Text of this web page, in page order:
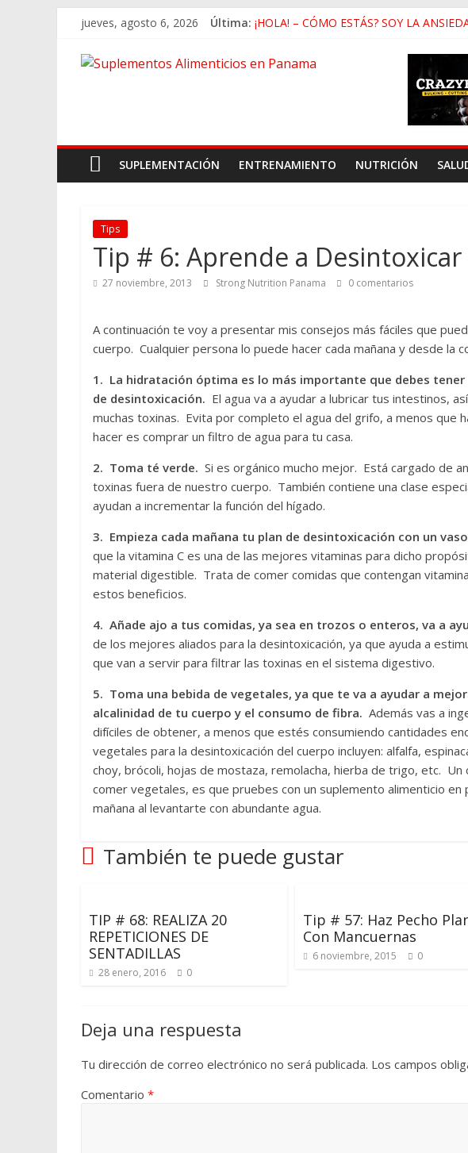
jueves, agosto 6, 2026 Última: ¡HOLA! – CÓMO ESTÁS? SOY LA
Beneficios de Caminar En Vez de Correr
La Falsa Ideología de Género y Su
Rutina de Alta Intensidad Para Músculo
SUPLEMENTACIÓN ENTRENAMIENTO NUTRICIÓN
Tips
Tip # 6: Aprende a
27 noviembre, 2013 Strong Nutrition Panama 0 comentarios
A continuación te voy a presentar mis consejos más fáciles que
cuerpo. Cualquier persona lo puede hacer cada mañana y desde la
1. La hidratación óptima es lo más importante que debes
de desintoxicación. El agua va a ayudar a lubricar tus intestinos,
muchas toxinas. Evita por completo el agua del grifo, a menos que
hacer es comprar un filtro de agua para tu casa.
2. Toma té verde. Si es orgánico mucho mejor. Está cargado de
toxinas fuera de nuestro cuerpo. También contiene una clase
ayudan a incrementar la función del hígado.
3. Empieza cada mañana tu plan de desintoxicación con un
que la vitamina C es una de las mejores vitaminas para dicho
material digestible. Trata de comer comidas que contengan
estos beneficios.
4. Añade ajo a tus comidas, ya sea en trozos o enteros, va a
de los mejores aliados para la desintoxicación, ya que ayuda a
que van a servir para filtrar las toxinas en el sistema digestivo.
5. Toma una bebida de vegetales, ya que te va a ayudar a
alcalinidad de tu cuerpo y el consumo de fibra. Además vas a
difíciles de obtener, a menos que estés consumiendo cantidades
vegetales para la desintoxicación del cuerpo incluyen: alfalfa,
choy, brócoli, hojas de mostaza, remolacha, hierba de trigo, etc.
comer vegetales, es que pruebes con un suplemento alimenticio
mañana al levantarte con abundante agua.
También te puede gustar
TIP # 68: REALIZA 20
REPETICIONES DE
SENTADILLAS
28 enero, 2016 0
Tip # 57: Haz Pecho
Con Mancuernas
6 noviembre, 2015 0
Deja una respuesta
Tu dirección de correo electrónico no será publicada. Los campos
Comentario *